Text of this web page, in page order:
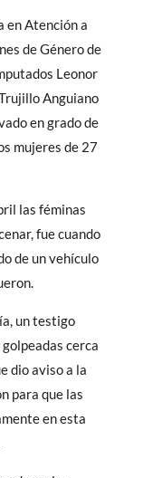
en Atención a
de Género de
Leonor
Anguiano
en grado de
mujeres de 27
las féminas
fue cuando
de un vehículo
un testigo
cerca
dio aviso a la
para que las
en esta